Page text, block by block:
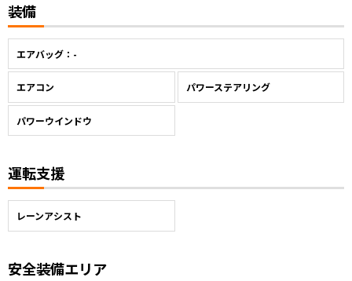
装備
エアバッグ：-
エアコン パワーステアリング
パワーウインドウ
運転支援
レーンアシスト
安全装備エリア